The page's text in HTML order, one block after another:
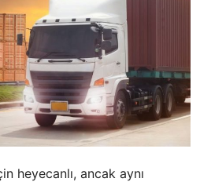
heyecanlı, ancak aynı